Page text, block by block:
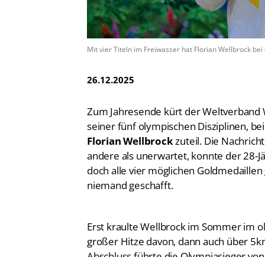
Mit vier Titeln im Freiwasser hat Florian Wellbrock
26.12.2025
Zum Jahresende kürt der
seiner fünf olympischen Disziplinen,
Florian Wellbrockzuteil. Die
andere als unerwartet, konnte der 28-
doch alle vier möglichen
niemand geschafft.
Erst kraulte Wellbrock im Sommer im
großer Hitze davon, dann auch über